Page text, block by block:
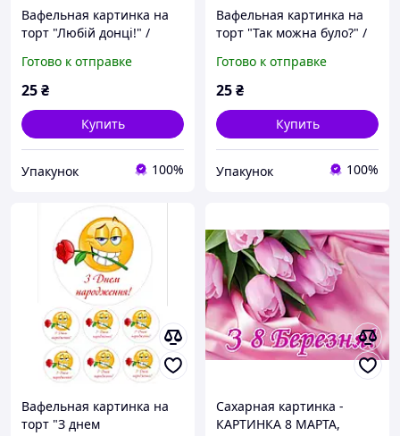
Вафельная картинка на
торт "Любій донці!" /
Готово к отправке
25₴
Купить
Упакунок 100%
Вафельная картинка на
торт "Так можна було?" /
Готово к отправке
25₴
Купить
Упакунок 100%
Вафельная картинка на
торт "З днем
Сахарная картинка -
КАРТИНКА 8 МАРТА,